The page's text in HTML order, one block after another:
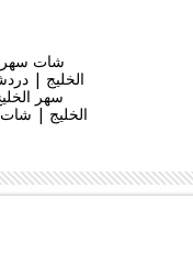
شات سهر
الخليج |
سهر
الخليج | شات